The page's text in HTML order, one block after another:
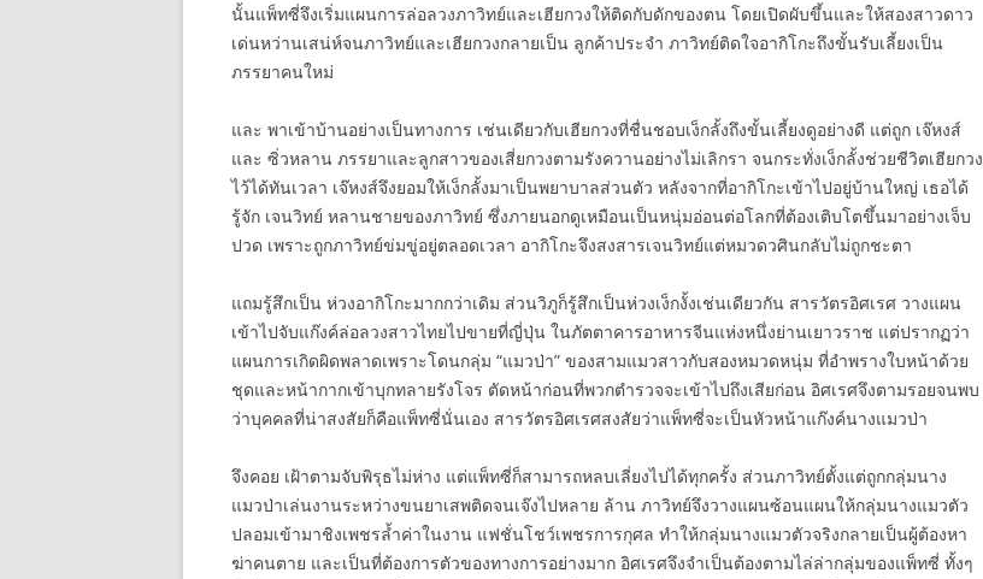
นั้นแพ็ทซี่จึงเริ่มแผนการล่อลวงภาวิทย์และเฮียกวงให้ติดกับดักของตน โดยเปิดผับขึ้นและให้สองสาวดาว
เด่นหว่านเสน่ห์จนภาวิทย์และเฮียกวงกลายเป็น ลูกค้าประจำ ภาวิทย์ติดใจอากิโกะถึงขั้นรับเลี้ยงเป็น
ภรรยาคนใหม่
และ พาเข้าบ้านอย่างเป็นทางการ เช่นเดียวกับเฮียกวงที่ชื่นชอบเง็กลั้งถึงขั้นเลี้ยงดูอย่างดี แต่ถูก เจ๊หงส์
และ ซิ่วหลาน ภรรยาและลูกสาวของเสี่ยกวงตามรังควานอย่างไม่เลิกรา จนกระทั่งเง็กลั้งช่วยชีวิตเฮียกวง
ไว้ได้ทันเวลา เจ๊หงส์จึงยอมให้เง็กลั้งมาเป็นพยาบาลส่วนตัว หลังจากที่อากิโกะเข้าไปอยู่บ้านใหญ่ เธอได้
รู้จัก เจนวิทย์ หลานชายของภาวิทย์ ซึ่งภายนอกดูเหมือนเป็นหนุ่มอ่อนต่อโลกที่ต้องเติบโตขึ้นมาอย่างเจ็บ
ปวด เพราะถูกภาวิทย์ข่มขู่อยู่ตลอดเวลา อากิโกะจึงสงสารเจนวิทย์แต่หมวดวศินกลับไม่ถูกชะตา
แถมรู้สึกเป็น ห่วงอากิโกะมากกว่าเดิม ส่วนวิภูก็รู้สึกเป็นห่วงเง็กงั้งเช่นเดียวกัน สารวัตรอิศเรศ วางแผน
เข้าไปจับแก๊งค์ล่อลวงสาวไทยไปขายที่ญี่ปุ่น ในภัตตาคารอาหารจีนแห่งหนึ่งย่านเยาวราช แต่ปรากฏว่า
แผนการเกิดผิดพลาดเพราะโดนกลุ่ม “แมวป่า” ของสามแมวสาวกับสองหมวดหนุ่ม ที่อำพรางใบหน้าด้วย
ชุดและหน้ากากเข้าบุกทลายรังโจร ตัดหน้าก่อนที่พวกตำรวจจะเข้าไปถึงเสียก่อน อิศเรศจึงตามรอยจนพบ
ว่าบุคคลที่น่าสงสัยก็คือแพ็ทซี่นั่นเอง สารวัตรอิศเรศสงสัยว่าแพ็ทซี่จะเป็นหัวหน้าแก๊งค์นางแมวป่า
จึงคอย เฝ้าตามจับพิรุธไม่ห่าง แต่แพ็ทซี่ก็สามารถหลบเลี่ยงไปได้ทุกครั้ง ส่วนภาวิทย์ตั้งแต่ถูกกลุ่มนาง
แมวป่าเล่นงานระหว่างขนยาเสพติดจนเจ๊งไปหลาย ล้าน ภาวิทย์จึงวางแผนซ้อนแผนให้กลุ่มนางแมวตัว
ปลอมเข้ามาชิงเพชรล้ำค่าในงาน แฟชั่นโชว์เพชรการกุศล ทำให้กลุ่มนางแมวตัวจริงกลายเป็นผู้ต้องหา
ฆ่าคนตาย และเป็นที่ต้องการตัวของทางการอย่างมาก อิศเรศจึงจำเป็นต้องตามไล่ล่ากลุ่มของแพ็ทซี่ ทั้งๆ